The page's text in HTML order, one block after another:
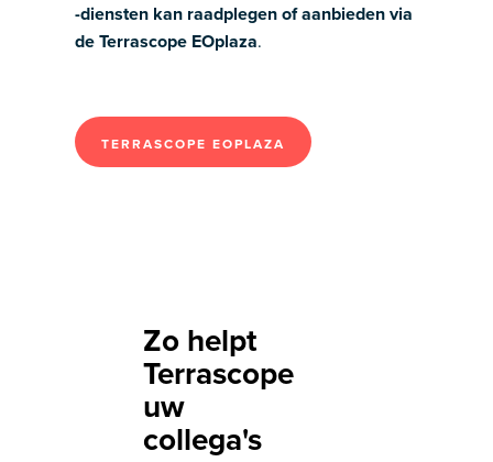
-diensten kan raadplegen of aanbieden via
de Terrascope EOplaza.
TERRASCOPE EOPLAZA
Zo helpt
Terrascope
uw
collega's